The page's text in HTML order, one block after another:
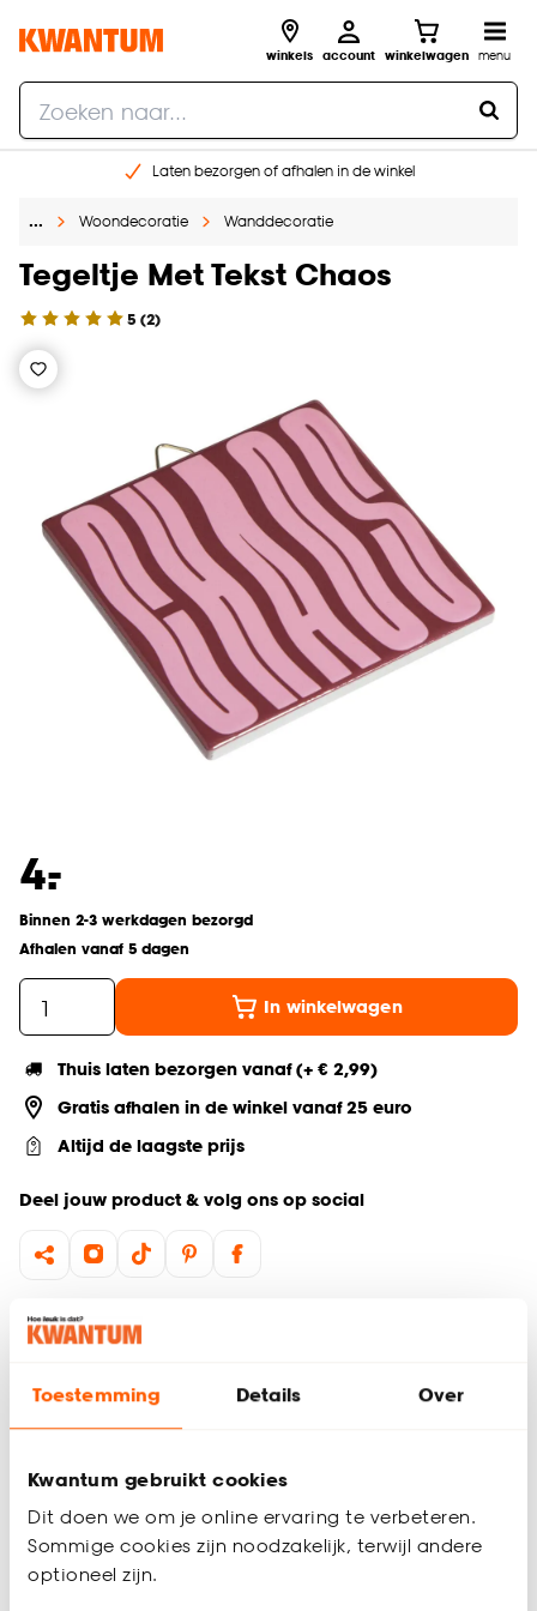
Toestemming Details Over
Kwantum gebruikt cookies
Dit doen we om je online ervaring te verbeteren.
Sommige cookies zijn noodzakelijk, terwijl andere
optioneel zijn.
winkels account winkelwagen menu
Laten bezorgen of afhalen in de winkel
Gratis raam advies en inmeten aan huis
… Woondecoratie Wanddecoratie
Tegeltje Met Tekst Chaos
5 (2)
4.
-
Binnen 2-3 werkdagen bezorgd
Afhalen vanaf 5 dagen
In winkelwagen
Thuis laten bezorgen vanaf (+ € 2,99)
Gratis afhalen in de winkel vanaf 25 euro
Altijd de laagste prijs
Deel jouw product & volg ons op social
Productomschrijving
Tegeltjes wijsheid
Het tegeltje met tekst “Chaos” in paars is een kleurrijke
van steen (dolomiet) en geschikt om op te hangen, voegt dit
tegeltje sfeer en persoonlijkheid toe aan de woonkamer, hal
of keuken. Ook leuk om cadeau te geven, een grappig en
stijlvol accent voor elke ruimte.
Productspecificaties